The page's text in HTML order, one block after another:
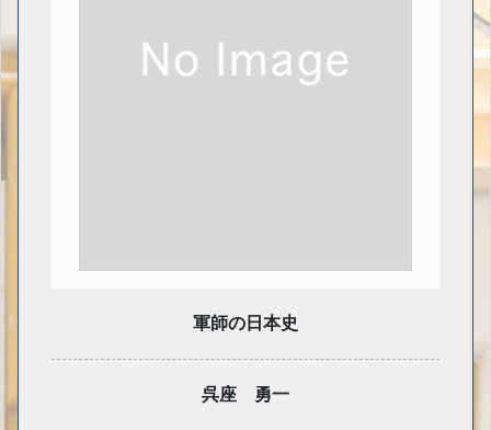
軍師の日本史
呉座 勇一